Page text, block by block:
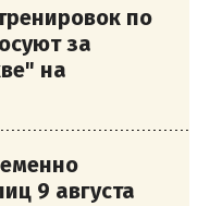
по
за
на
9 августа